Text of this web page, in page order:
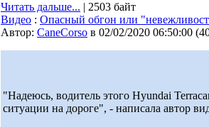
Читать дальше... | 2503 байт
Видео : Опасный обгон или
Автор: CaneCorso в 02/02/2020 06:50:00 (
"Надеюсь, водитель этого Hyundai
ситуации на дороге", - написала автор